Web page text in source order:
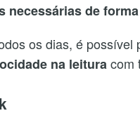
necessárias de
os dias, é
na leituracom